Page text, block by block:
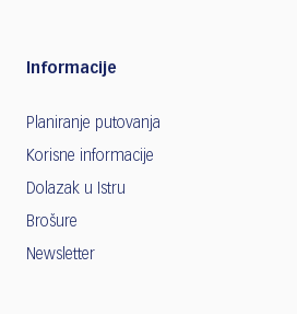
Informacije
Planiranje putovanja
Korisne informacije
Dolazak u Istru
Brošure
Newsletter